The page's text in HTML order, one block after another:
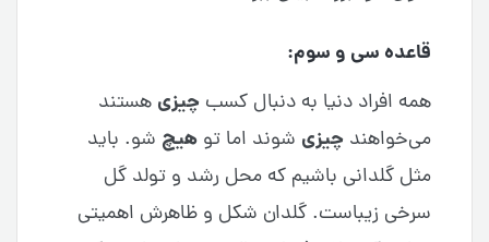
قاعده سی و سوم:
همه افراد دنیا به دنبال کسبچیزی هستند
می‌خواهندچیزی شوند اما توهیچ شو. باید
مثل گلدانی باشیم که محل رشد و تولد گل
سرخی زیباست. گلدان شکل و ظاهرش اهمیتی